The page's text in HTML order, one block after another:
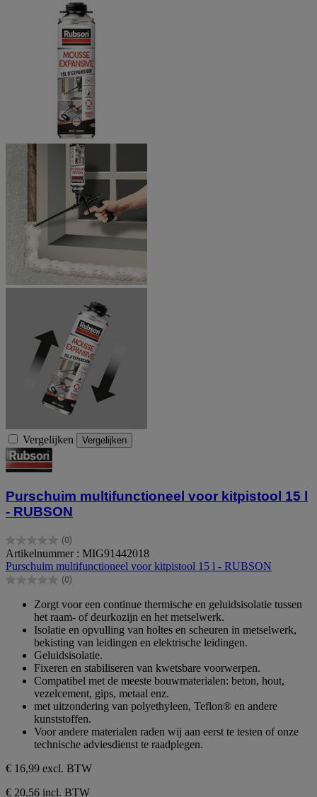
Vergelijken Vergelijken
Purschuim multifunctioneel voor kitpistool 15 l
- RUBSON
(0)
0.0
van
de
5
Artikelnummer : MIG91442018
Purschuim multifunctioneel voor kitpistool 15 l - RUBSON
(0)
0.0
sterren.
Zorgt voor een continue thermische en geluidsisolatie tussen
het raam- of deurkozijn en het metselwerk.
Isolatie en opvulling van holtes en scheuren in metselwerk,
bekisting van leidingen en elektrische leidingen.
Geluidsisolatie.
Fixeren en stabiliseren van kwetsbare voorwerpen.
Compatibel met de meeste bouwmaterialen: beton, hout,
vezelcement, gips, metaal enz.
met uitzondering van polyethyleen, Teflon® en andere
kunststoffen.
Voor andere materialen raden wij aan eerst te testen of onze
technische adviesdienst te raadplegen.
€ 16,99 excl. BTW
€ 20,56 incl. BTW